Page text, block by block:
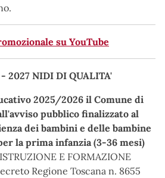
su YouTube
- 2027 NIDI DI QUALITA'
2025/2026 il Comune di
pubblico finalizzato al
dei bambini e delle bambine
la prima infanzia (3-36 mesi)
E FORMAZIONE
Regione Toscana n. 8655